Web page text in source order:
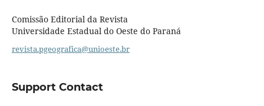
Comissão Editorial da Revista
Universidade Estadual do Oeste do Paraná
revista.pgeografica@unioeste.br
Support Contact